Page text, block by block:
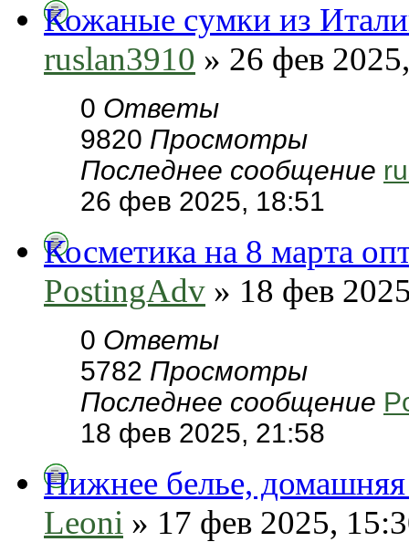
Кожаные сумки из
ruslan3910 » 26 фев
0 Ответы
9820 Просмотры
Последнее сообщение
26 фев 2025, 18:51
Косметика на 8 марта
PostingAdv » 18 фев
0 Ответы
5782 Просмотры
Последнее сообщение
18 фев 2025, 21:58
Нижнее белье,
Leoni » 17 фев 2025,